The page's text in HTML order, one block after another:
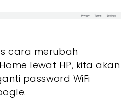
cara merubah
lewat HP, kita akan
password WiFi